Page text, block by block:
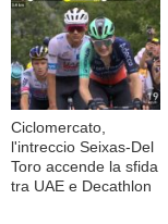
Ciclomercato,
l'intreccio Seixas-Del
Toro accende la sfida
tra UAE e Decathlon